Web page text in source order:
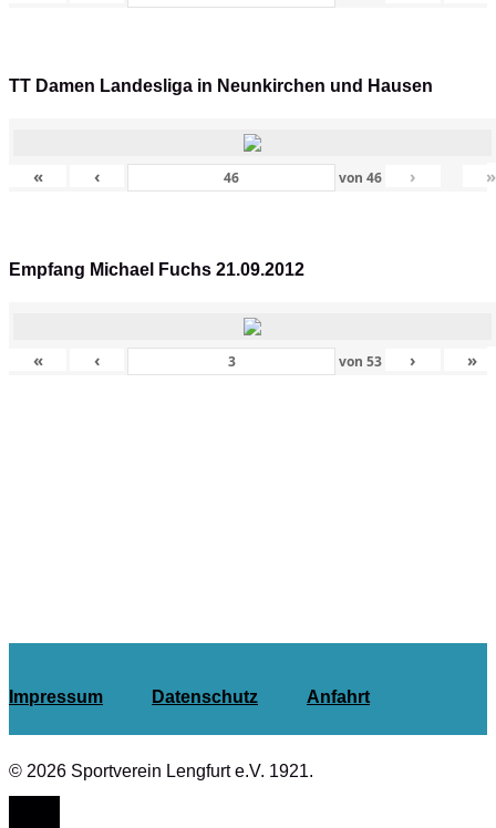
TT Damen Landesliga in Neunkirchen und Hausen
« ‹ von46 › »
Empfang Michael Fuchs 21.09.2012
« ‹ von53 › »
Impressum Datenschutz Anfahrt
© 2026 Sportverein Lengfurt e.V. 1921.